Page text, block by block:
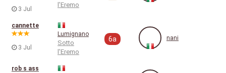
3 Jul
l'Eremo
cannette
3 Jul
Lumignano
Sotto
l'Eremo
6a nani
rob s ass